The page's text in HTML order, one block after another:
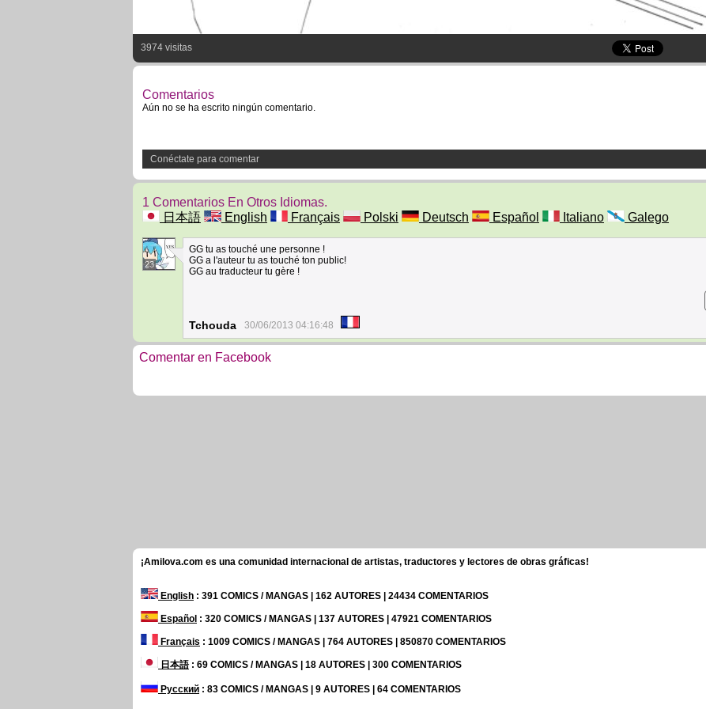
3974 visitas
Comentarios
Aún no se ha escrito ningún comentario.
Conéctate para comentar
1 Comentarios En Otros Idiomas.
日本語
English Français Polski Deutsch Español Italiano Galego
23
GG tu as touché une personne !
GG a l'auteur tu as touché ton public!
GG au traducteur tu gère !
Tchouda 30/06/2013 04:16:48
Comentar en Facebook
¡Amilova.com es una comunidad internacional de artistas, traductores y lectores de obras gráficas!
English : 391 COMICS / MANGAS | 162 AUTORES | 24434 COMENTARIOS
Español : 320 COMICS / MANGAS | 137 AUTORES | 47921 COMENTARIOS
Français : 1009 COMICS / MANGAS | 764 AUTORES | 850870 COMENTARIOS
日本語: 69 COMICS / MANGAS | 18 AUTORES | 300 COMENTARIOS
Русский : 83 COMICS / MANGAS | 9 AUTORES | 64 COMENTARIOS